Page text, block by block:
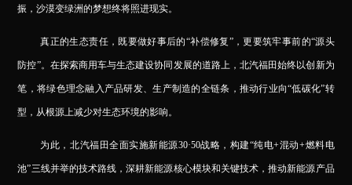
振，沙漠变绿洲的梦想终将照进现实。
真正的生态责任，既要做好事后的“补偿修复”，更要筑牢事前的“源头
防控”。在探索商用车与生态建设协同发展的道路上，北汽福田始终以创新为
笔，将绿色理念融入产品研发、生产制造的全链条，推动行业向“低碳化”转
型，从根源上减少对生态环境的影响。
为此，北汽福田全面实施新能源30·50战略，构建“纯电+混动+燃料电
池”三线并举的技术路线，深耕新能源核心模块和关键技术，推动新能源产品